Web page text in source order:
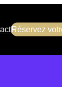
Réservez